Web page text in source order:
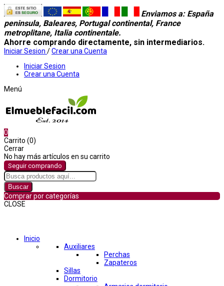
Enviamos a: España
peninsula, Baleares, Portugal continental, France
metroplitane, Italia continentale.
Ahorre comprando directamente, sin intermediarios.
Iniciar Sesion /Crear una Cuenta
Iniciar Sesion
Crear una Cuenta
Menú
0
Carrito (0)
Cerrar
No hay más artículos en su carrito
Seguir comprando
Buscar
Comprar por categorías
CLOSE
Inicio
Auxiliares
Perchas
Zapateros
Sillas
Dormitorio